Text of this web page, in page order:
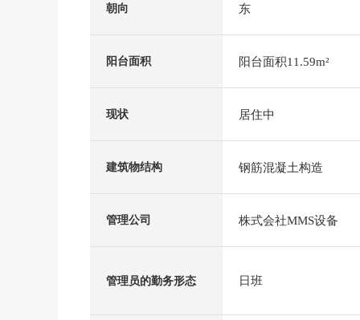
朝向 东
阳台面积 阳台面积11.59m²
现状 居住中
建筑物结构 钢筋混凝土构造
管理公司 株式会社MMS设备
管理员的勤务形态 日班